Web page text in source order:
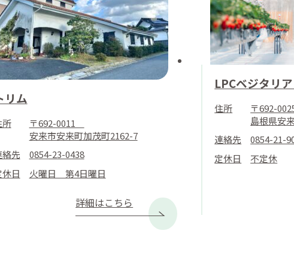
リム
所
〒692-0011
安来市安来町加茂町2162-7
絡先
0854-23-0438
休日
火曜日 第4日曜日
詳細はこちら
LPCベジタリ
住所
〒692-
島根県安
連絡先
0854-21-
定休日
不定休